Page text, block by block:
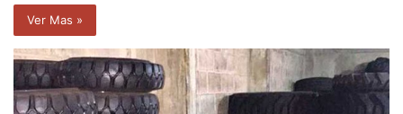
Ver Mas »